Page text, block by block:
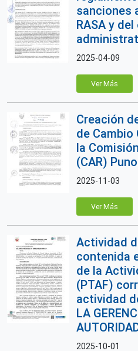
sanciones
RASA y
2025-04-09
Ver Más
Creación
de Cambio
la
(CAR)
2025-11-03
Ver Más
Actividad
contenida
de la
(PTAF)
actividad
LA
2025-10-01